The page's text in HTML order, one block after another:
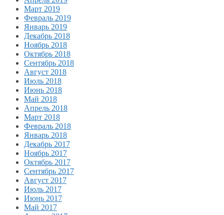
Март 2019
Февраль 2019
Январь 2019
Декабрь 2018
Ноябрь 2018
Октябрь 2018
Сентябрь 2018
Август 2018
Июль 2018
Июнь 2018
Май 2018
Апрель 2018
Март 2018
Февраль 2018
Январь 2018
Декабрь 2017
Ноябрь 2017
Октябрь 2017
Сентябрь 2017
Август 2017
Июль 2017
Июнь 2017
Май 2017